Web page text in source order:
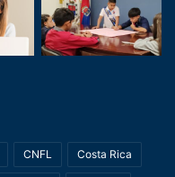
CNFL Costa Rica